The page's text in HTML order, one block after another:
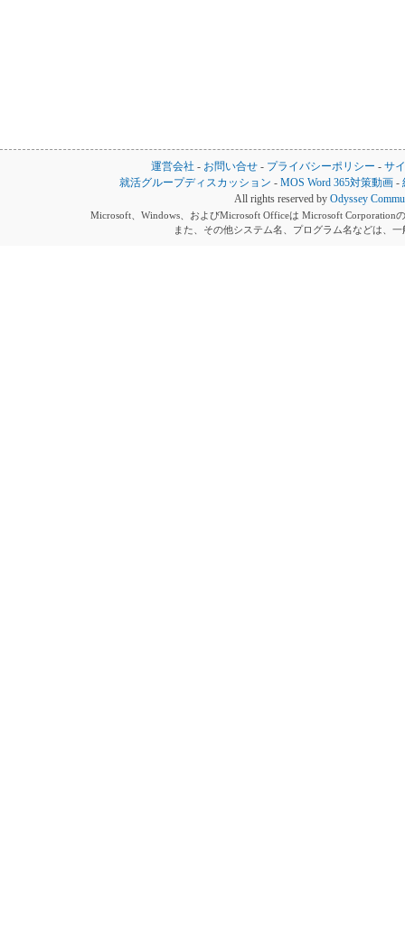
運営会社 - お問い合せ - プライバシーポリシー - サ
就活グループディスカッション -MOS Word 365対策動画 -
All rights reserved by Odyssey
Microsoft、Windows、およびMicrosoft Officeは Microsoft Corporation
また、その他システム名、プログラム名などは、